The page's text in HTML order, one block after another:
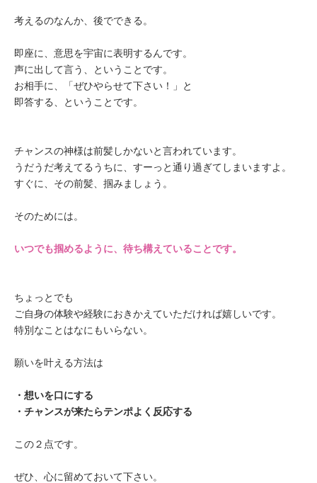
考えるのなんか、後でできる。
即座に、意思を宇宙に表明するんです。
声に出して言う、ということです。
お相手に、「ぜひやらせて下さい！」と
即答する、ということです。
チャンスの神様は前髪しかないと言われています。
うだうだ考えてるうちに、すーっと通り過ぎてしまいますよ。
すぐに、その前髪、掴みましょう。
そのためには。
いつでも掴めるように、待ち構えていることです。
ちょっとでも
ご自身の体験や経験におきかえていただければ嬉しいです。
特別なことはなにもいらない。
願いを叶える方法は
・想いを口にする
・チャンスが来たらテンポよく反応する
この２点です。
ぜひ、心に留めておいて下さい。